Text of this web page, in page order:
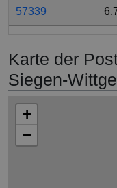
57339
Karte der
Siegen-
+
−